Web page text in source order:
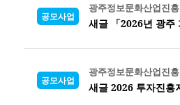
공모사업
광주정보문화산업진
새글 「2026년 광주
공모사업
광주정보문화산업진
새글 2026 투자진흥